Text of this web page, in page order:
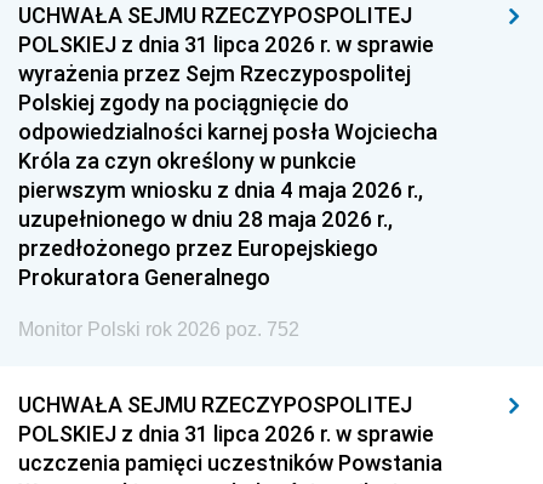
UCHWAŁA SEJMU RZECZYPOSPOLITEJ
POLSKIEJ z dnia 31 lipca 2026 r. w sprawie
wyrażenia przez Sejm Rzeczypospolitej
Polskiej zgody na pociągnięcie do
odpowiedzialności karnej posła Wojciecha
Króla za czyn określony w punkcie
pierwszym wniosku z dnia 4 maja 2026 r.,
uzupełnionego w dniu 28 maja 2026 r.,
przedłożonego przez Europejskiego
Prokuratora Generalnego
Monitor Polski rok 2026 poz. 752
UCHWAŁA SEJMU RZECZYPOSPOLITEJ
POLSKIEJ z dnia 31 lipca 2026 r. w sprawie
uczczenia pamięci uczestników Powstania